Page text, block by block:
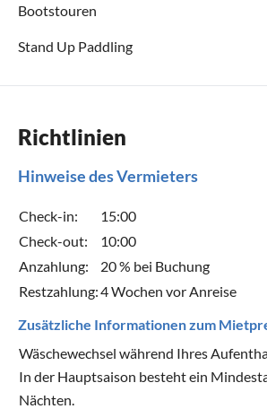
Bootstouren
Stand Up Paddling
Richtlinien
Hinweise des Vermieters
Check-in:
15:00
Check-out:
10:00
Anzahlung:
20 % bei Buchung
Restzahlung:4 Wochen vor Anreise
Zusätzliche Informationen zum
Wäschewechsel während Ihres
In der Hauptsaison besteht ein
Nächten.